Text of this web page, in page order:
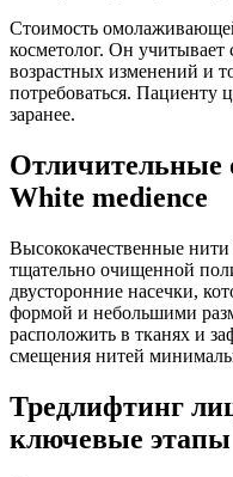
Стоимость
косметолог. Он учитывает
возрастных изменений и
потребоваться. Пациенту
заранее.
Отличительные
White medience
Высококачественные
тщательно очищенной
двусторонние насечки,
формой и небольшими
расположить в тканях и
смещения нитей
Тредлифтинг
ключевые этапы